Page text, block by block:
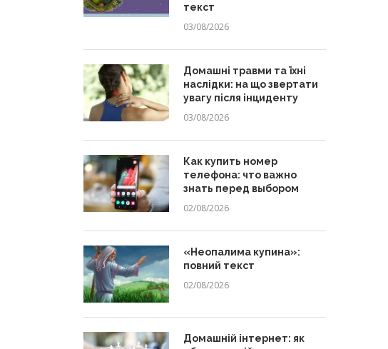
текст
03/08/2026
Домашні травми та їхні
наслідки: на що звертати
увагу після інциденту
03/08/2026
Как купить номер
телефона: что важно
знать перед выбором
02/08/2026
«Неопалима купина»:
повний текст
02/08/2026
Домашній інтернет: як